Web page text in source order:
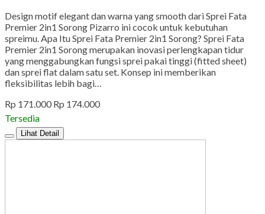
Design motif elegant dan warna yang smooth dari Sprei Fata
Premier 2in1 Sorong Pizarro ini cocok untuk kebutuhan
spreimu. Apa Itu Sprei Fata Premier 2in1 Sorong? Sprei Fata
Premier 2in1 Sorong merupakan inovasi perlengkapan tidur
yang menggabungkan fungsi sprei pakai tinggi (fitted sheet)
dan sprei flat dalam satu set. Konsep ini memberikan
fleksibilitas lebih bagi…
Rp 171.000 Rp 174.000
Tersedia
Lihat Detail